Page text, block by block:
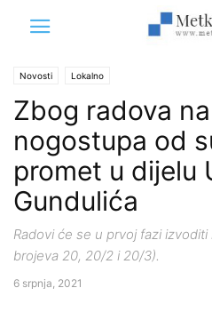
Novosti Lokalno
Zbog radova
nogostupa od
promet u dijelu
Gundulića
Radovi će se u prvoj fazi izvoditi
brojeva 20, 20/2 i 20/3).
6 srpnja, 2021